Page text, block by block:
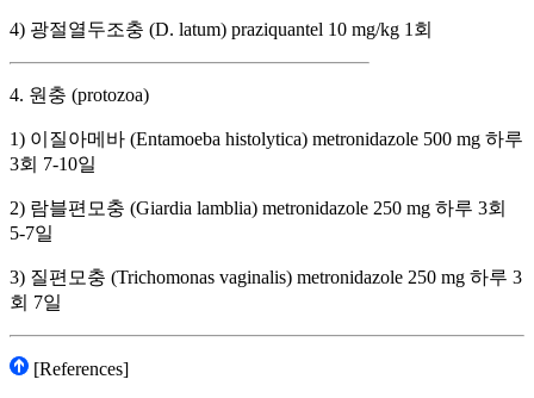
4) 광절열두조충 (D. latum) praziquantel 10 mg/kg 1회
4. 원충 (protozoa)
1) 이질아메바 (Entamoeba histolytica) metronidazole 500 mg 하루
3회 7-10일
2) 람블편모충 (Giardia lamblia) metronidazole 250 mg 하루 3회
5-7일
3) 질편모충 (Trichomonas vaginalis) metronidazole 250 mg 하루 3
회 7일
[References]